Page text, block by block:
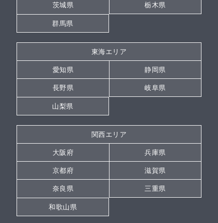
茨城県 栃木県
群馬県
東海エリア
愛知県 静岡県
長野県 岐阜県
山梨県
関西エリア
大阪府 兵庫県
京都府 滋賀県
奈良県 三重県
和歌山県